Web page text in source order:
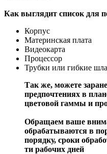
Как выглядит список для
Корпус
Материнская плата
Видеокарта
Процессор
Трубки или гибкие
Так же, можете
предпочтениях в
цветовой гаммы и
Обращаем ваше
обрабатываются в
порядку, сроки
ти рабочих дней